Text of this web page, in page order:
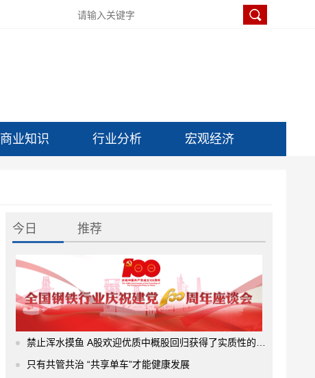
商业知识 行业分析 宏观经济
今日 推荐
禁止浑水摸鱼 A股欢迎优质中概股回归获得了实质性的进展
只有共管共治 “共享单车”才能健康发展